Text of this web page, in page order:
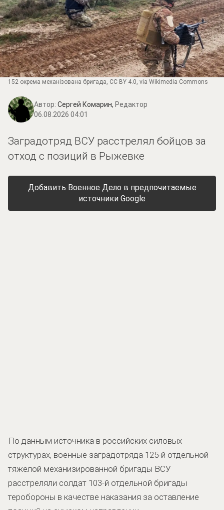
152 окрема механізована бригада, CC BY 4.0, via Wikimedia Commons
Автор: Сергей Комарин, Редактор
06.08.2026 04:01
Заградотряд ВСУ расстрелял бойцов за
отход с позиций в Рыжевке
Добавить Военное Дело в предпочитаемые
источники Google
По данным источника в российских силовых
структурах, военные заградотряда 125-й отдельной
тяжелой механизированной бригады ВСУ
расстреляли солдат 103-й отдельной бригады
теробороны в качестве наказания за оставление